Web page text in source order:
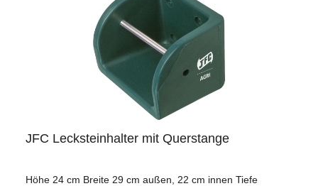
JFC Lecksteinhalter mit Querstange
Höhe 24 cm Breite 29 cm außen, 22 cm innen Tiefe